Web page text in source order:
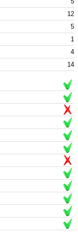
12
5
1
4
14